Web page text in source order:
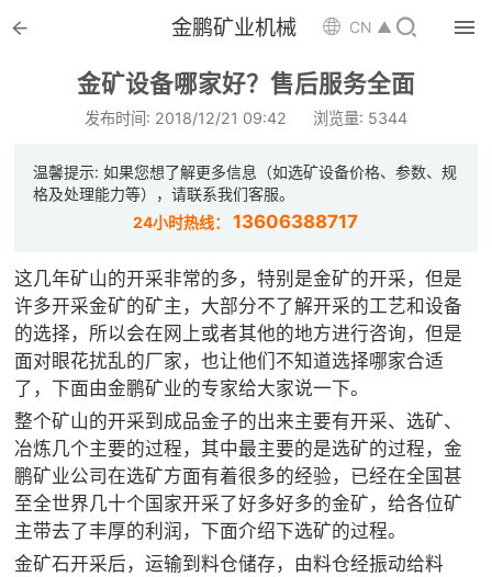
 金鹏矿业机械 CN ▲ 
金矿设备哪家好？售后服务全面
发布时间: 2018/12/21 09:42 浏览量: 5344
温馨提示: 如果您想了解更多信息（如选矿设备价格、参数、规
格及处理能力等），请联系我们客服。
24小时热线：13606388717
这几年矿山的开采非常的多，特别是金矿的开采，但是
许多开采金矿的矿主，大部分不了解开采的工艺和设备
的选择，所以会在网上或者其他的地方进行咨询，但是
面对眼花扰乱的厂家，也让他们不知道选择哪家合适
了，下面由金鹏矿业的专家给大家说一下。
整个矿山的开采到成品金子的出来主要有开采、选矿、
冶炼几个主要的过程，其中最主要的是选矿的过程，金
鹏矿业公司在选矿方面有着很多的经验，已经在全国甚
至全世界几十个国家开采了好多好多的金矿，给各位矿
主带去了丰厚的利润，下面介绍下选矿的过程。
金矿石开采后，运输到料仓储存，由料仓经振动给料
 首页
 选矿设备
 配件耗材

 选矿总包
 案例中心

 新闻中心
 矿山设计院
 选矿实验室